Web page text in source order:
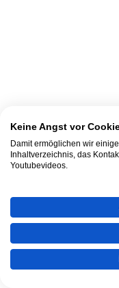
Keine Angst vor
Damit ermöglichen wir
Inhaltverzeichnis, das
Youtubevideos.